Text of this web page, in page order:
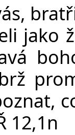
jako
12,1n